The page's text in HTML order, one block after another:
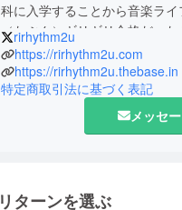
科に入学することから音楽ラ
（たぶん）ギリギリ合格だった
88回読売新聞新人演奏会へ選
受賞する。在学中に目標にして
ンサートのソリストへの選出も
てアレクサンダーテクニーク
選出される。その他、第59回
興味を持ち始め、ジャズの曲
rirhythm2u
https://rirhythm2u.com
https://rirhythm2u.thebase.in
特定商取引法に基づく表記
メッセ
リターンを選ぶ